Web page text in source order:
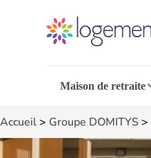
Maison de retraite
Accueil> Groupe DOMITYS>